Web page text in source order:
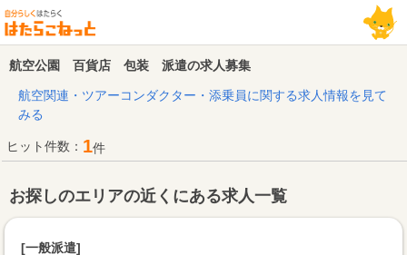
航空公園 百貨店 包装 派遣の求人募集
航空関連・ツアーコンダクター・添乗員に関する求人情報を見て
みる
ヒット件数： 1件
お探しのエリアの近くにある求人一覧
[一般派遣]